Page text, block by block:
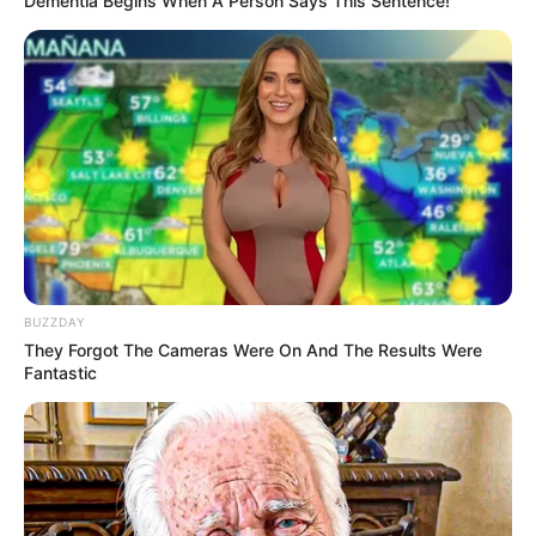
Dan selalu jujur dan konsisten adalah kunci penting yang
ditekankan oleh beauty vlogger satu ini.
TAGS BEAUTY VLOGGER FATYA BIYA MUA
SELEBRITI INDONESIA
YOUTUBER
BUZZDAY
They Forgot The Cameras Were On And The Results Were
Fantastic